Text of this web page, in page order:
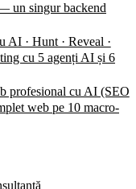
un singur backend
· Hunt · Reveal ·
cu 5 agenți AI și 6
cu AI (SEO
web pe 10 macro-